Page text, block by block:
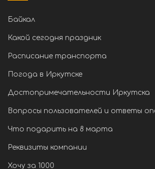
Байкал
Какой сегодня праздник
Расписание транспорта
Погода в Иркутске
Достопримечательности Иркутска
Вопросы пользователей и ответы
Что подарить на 8 марта
Реквизиты компании
Хочу за 1000